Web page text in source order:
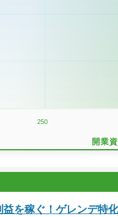
250
開業
を稼ぐ！ゲレンデ特